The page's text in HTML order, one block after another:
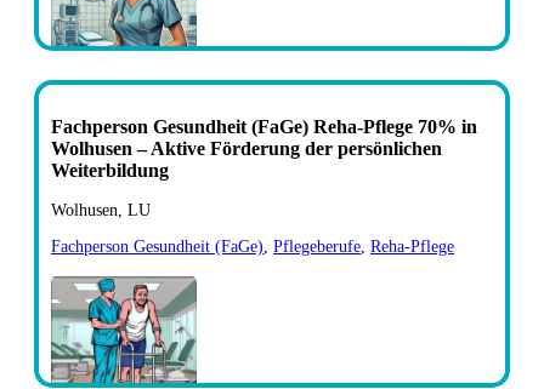
Fachperson Gesundheit (FaGe) Reha-Pflege 70% in
Wolhusen – Aktive Förderung der persönlichen
Weiterbildung
Wolhusen, LU
Fachperson Gesundheit (FaGe) Pflegeberufe Reha-Pflege